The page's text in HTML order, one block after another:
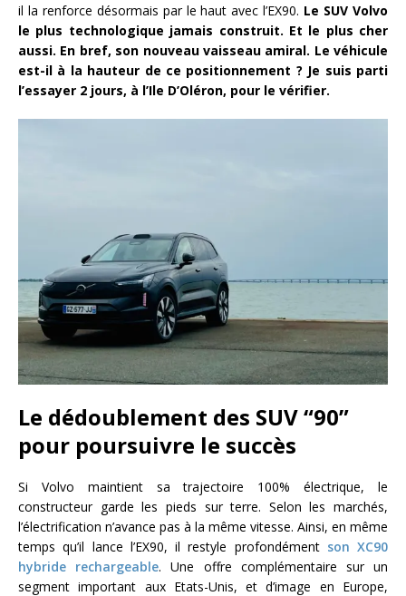
il la renforce désormais par le haut avec l’EX90. Le SUV Volvo
le plus technologique jamais construit. Et le plus cher
aussi. En bref, son nouveau vaisseau amiral. Le véhicule
est-il à la hauteur de ce positionnement ? Je suis parti
l’essayer 2 jours, à l’Ile D’Oléron, pour le vérifier.
Le dédoublement des SUV “90”
pour poursuivre le succès
Si Volvo maintient sa trajectoire 100% électrique, le
constructeur garde les pieds sur terre. Selon les marchés,
l’électrification n’avance pas à la même vitesse. Ainsi, en même
temps qu’il lance l’EX90, il restyle profondément son XC90
hybride rechargeable. Une offre complémentaire sur un
segment important aux Etats-Unis, et d’image en Europe,